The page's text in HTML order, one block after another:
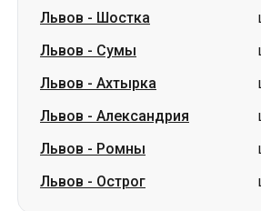
Львов - Шостка
Львов - Сумы
Львов - Ахтырка
Львов - Александрия
Львов - Ромны
Львов - Острог